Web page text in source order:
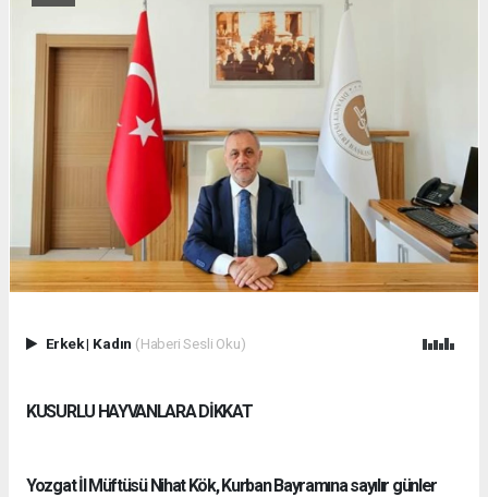
Erkek| Kadın (Haberi Sesli Oku)
KUSURLU HAYVANLARA DİKKAT
Yozgat İl Müftüsü Nihat Kök, Kurban Bayramına sayılır günler